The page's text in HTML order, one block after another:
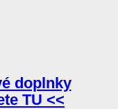
doplnky
TU <<